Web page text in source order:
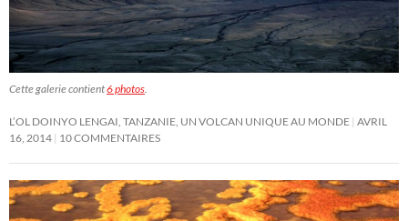
Cette galerie contient6 photos.
L’OL DOINYO LENGAI, TANZANIE, UN VOLCAN UNIQUE AU MONDE AVRIL
16, 2014 10 COMMENTAIRES